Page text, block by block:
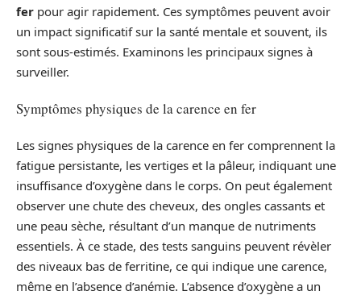
fer pour agir rapidement. Ces symptômes peuvent avoir
un impact significatif sur la santé mentale et souvent, ils
sont sous-estimés. Examinons les principaux signes à
surveiller.
Symptômes physiques de la carence en fer
Les signes physiques de la carence en fer comprennent la
fatigue persistante, les vertiges et la pâleur, indiquant une
insuffisance d’oxygène dans le corps. On peut également
observer une chute des cheveux, des ongles cassants et
une peau sèche, résultant d’un manque de nutriments
essentiels. À ce stade, des tests sanguins peuvent révèler
des niveaux bas de ferritine, ce qui indique une carence,
même en l’absence d’anémie. L’absence d’oxygène a un